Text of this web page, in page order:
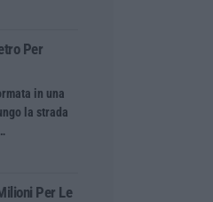
Per
in una
la strada
Per Le